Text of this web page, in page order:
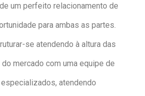
um perfeito relacionamento de
para ambas as partes.
se atendendo à altura das
mercado com uma equipe de
atendendo